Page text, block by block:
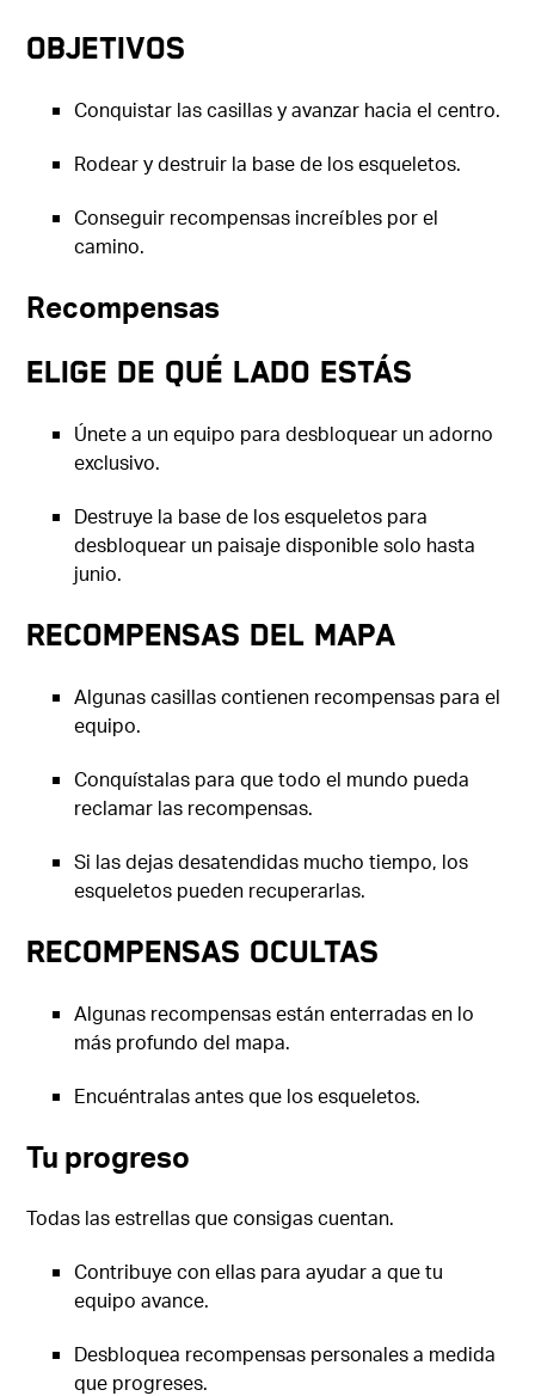
Objetivos
Conquistar las casillas y avanzar hacia el centro.
Rodear y destruir la base de los esqueletos.
Conseguir recompensas increíbles por el
camino.
Recompensas
Elige de qué lado estás
Únete a un equipo para desbloquear un adorno
exclusivo.
Destruye la base de los esqueletos para
desbloquear un paisaje disponible solo hasta
junio.
Recompensas del mapa
Algunas casillas contienen recompensas para el
equipo.
Conquístalas para que todo el mundo pueda
reclamar las recompensas.
Si las dejas desatendidas mucho tiempo, los
esqueletos pueden recuperarlas.
Recompensas ocultas
Algunas recompensas están enterradas en lo
más profundo del mapa.
Encuéntralas antes que los esqueletos.
Tu progreso
Todas las estrellas que consigas cuentan.
Contribuye con ellas para ayudar a que tu
equipo avance.
Desbloquea recompensas personales a medida
que progreses.